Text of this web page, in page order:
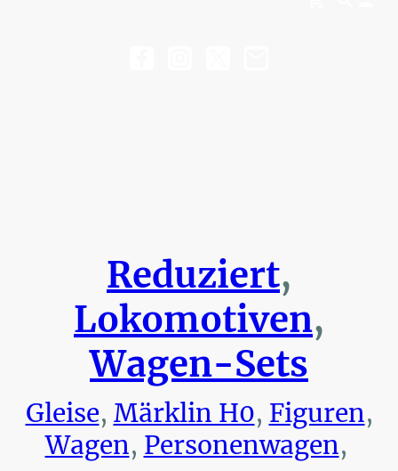
Reduziert,
Lokomotiven,
Wagen-Sets
Gleise, Märklin H0, Figuren,
Wagen, Personenwagen,